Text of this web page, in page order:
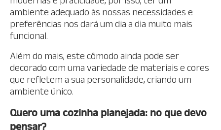
ambiente adequado às nossas necessidades e
preferências nos dará um dia a dia muito mais
funcional.
Além do mais, este cômodo ainda pode ser
decorado com uma variedade de materiais e cores
que refletem a sua personalidade, criando um
ambiente único.
Quero uma cozinha planejada: no que devo
pensar?